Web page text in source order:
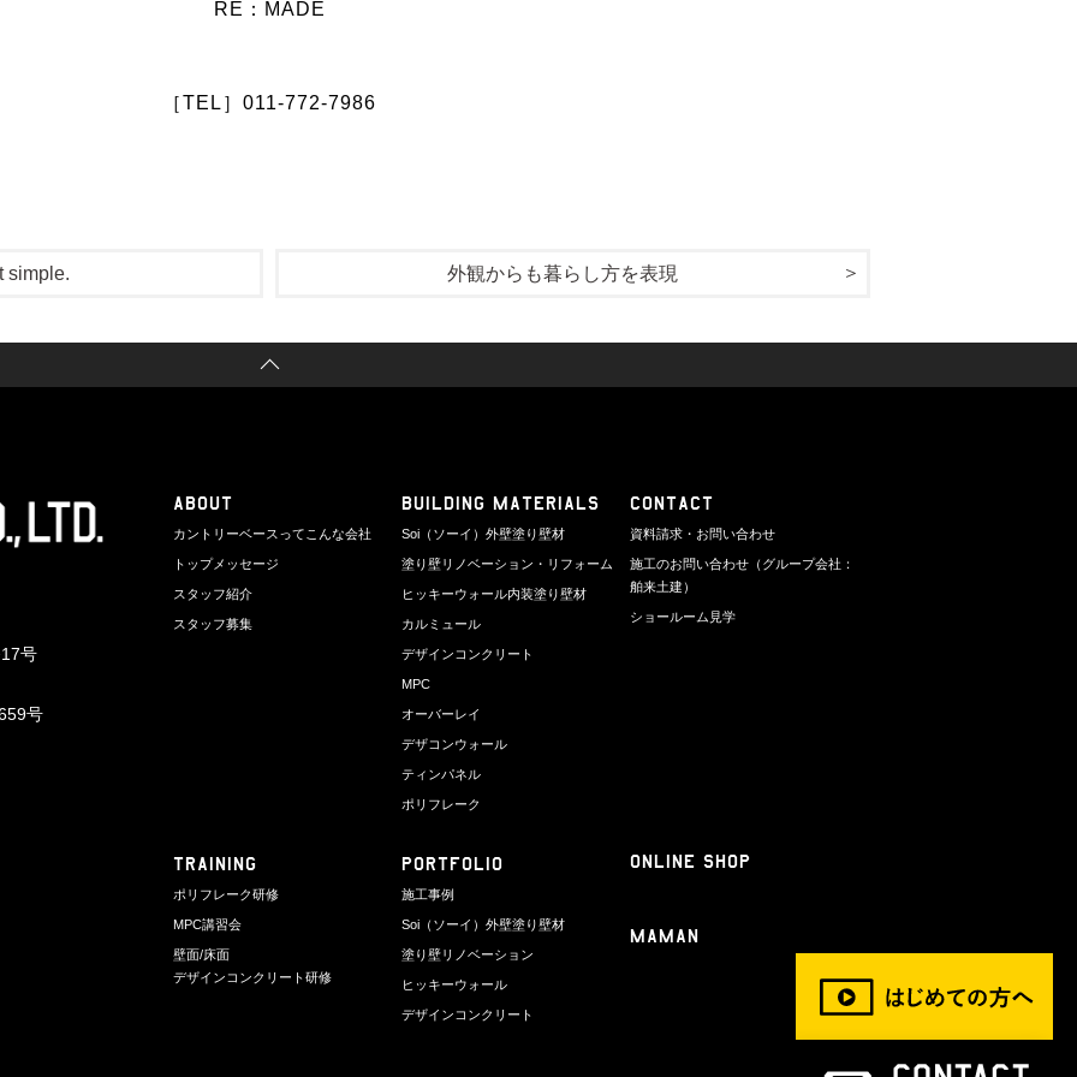
RE：MADE
［TEL］011-772-7986
simple. 外観からも暮らし方を表現
号
号
ABOUT
カントリーベースってこんな会社
トップメッセージ
スタッフ紹介
スタッフ募集
BUILDING MATERIALS
Soi（ソーイ）外壁塗り壁材
塗り壁リノベーション・リフォーム
ヒッキーウォール内装塗り壁材
カルミュール
デザインコンクリート
MPC
オーバーレイ
デザコンウォール
ティンパネル
ポリフレーク
CONTACT
資料請求・お問い合わせ
施工のお問い合わせ（グループ会社：
舶来土建）
ショールーム見学
TRAINING
ポリフレーク研修
MPC講習会
壁面/床面
デザインコンクリート研修
PORTFOLIO
施工事例
Soi（ソーイ）外壁塗り壁材
塗り壁リノベーション
ヒッキーウォール
デザインコンクリート
ONLINE SHOP
Maman